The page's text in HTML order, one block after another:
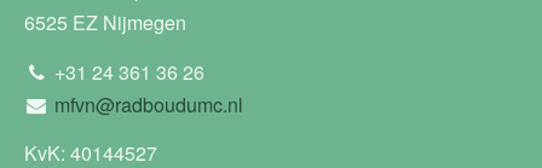
6525 EZ Nijmegen
+31 24 361 36 26
mfvn@radboudumc.nl
KvK: 40144527